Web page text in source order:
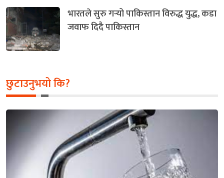
भारतले सुरु गर्‍यो पाकिस्तान विरुद्ध युद्ध, कडा
जवाफ दिदै पाकिस्तान
छुटाउनुभयो कि?